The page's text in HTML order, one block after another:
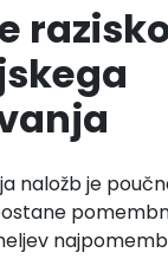
naložb je